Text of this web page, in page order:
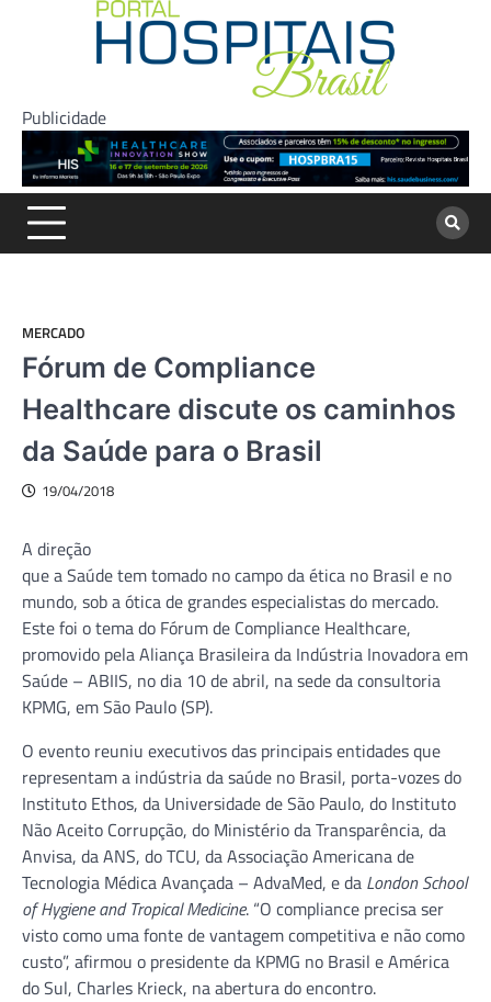
Publicidade
MERCADO
Fórum de Compliance
Healthcare discute os caminhos
da Saúde para o Brasil
19/04/2018
A direção
que a Saúde tem tomado no campo da ética no Brasil e no
mundo, sob a ótica de grandes especialistas do mercado.
Este foi o tema do Fórum de Compliance Healthcare,
promovido pela Aliança Brasileira da Indústria Inovadora em
Saúde – ABIIS, no dia 10 de abril, na sede da consultoria
KPMG, em São Paulo (SP).
O evento reuniu executivos das principais entidades que
representam a indústria da saúde no Brasil, porta-vozes do
Instituto Ethos, da Universidade de São Paulo, do Instituto
Não Aceito Corrupção, do Ministério da Transparência, da
Anvisa, da ANS, do TCU, da Associação Americana de
Tecnologia Médica Avançada – AdvaMed, e da London School
of Hygiene and Tropical Medicine. “O compliance precisa ser
visto como uma fonte de vantagem competitiva e não como
custo”, afirmou o presidente da KPMG no Brasil e América
do Sul, Charles Krieck, na abertura do encontro.